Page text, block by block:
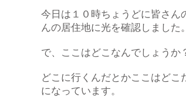
今日は１０時ちょうどに皆さん
んの居住地に光を確認しました。
で、ここはどこなんでしょうか
どこに行くんだとかここはどこ
になっています。